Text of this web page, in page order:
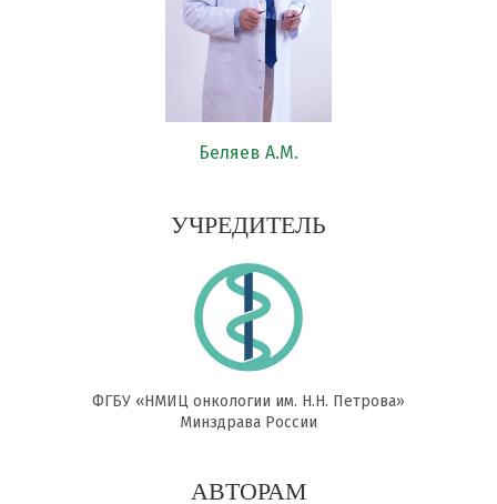
Беляев А.М.
УЧРЕДИТЕЛЬ
ФГБУ «НМИЦ онкологии им. Н.Н. Петрова»
Минздрава России
АВТОРАМ